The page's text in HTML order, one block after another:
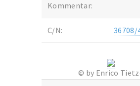
Kommentar:
C/N: 36708/
© by Enrico